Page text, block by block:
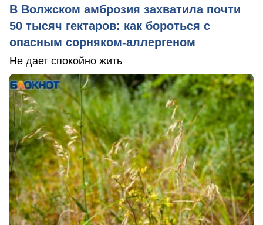
В Волжском амброзия захватила почти
50 тысяч гектаров: как бороться с
опасным сорняком-аллергеном
Не дает спокойно жить